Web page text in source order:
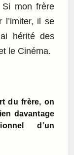
Si mon frère
l’imiter, il se
hérité des
le Cinéma.
du frère, on
davantage
d’un